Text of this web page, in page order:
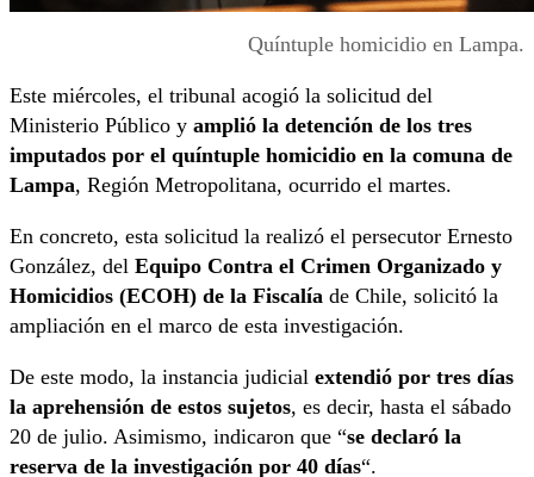
Quíntuple homicidio en Lampa.
Este miércoles, el tribunal acogió la solicitud del
Ministerio Público y amplió la detención de los tres
imputados por el quíntuple homicidio en la comuna de
Lampa, Región Metropolitana, ocurrido el martes.
En concreto, esta solicitud la realizó el persecutor Ernesto
González, del Equipo Contra el Crimen Organizado y
Homicidios (ECOH) de la Fiscalía de Chile, solicitó la
ampliación en el marco de esta investigación.
De este modo, la instancia judicial extendió por tres días
la aprehensión de estos sujetos, es decir, hasta el sábado
20 de julio. Asimismo, indicaron que “se declaró la
reserva de la investigación por 40 días“.